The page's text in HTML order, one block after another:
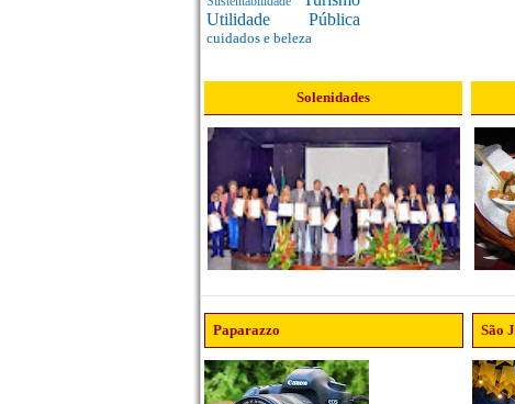
Utilidade Pública
cuidados e beleza
Solenidades
Paparazzo São